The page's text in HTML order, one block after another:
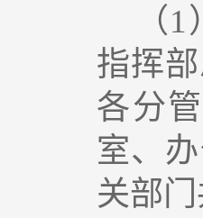
（
指挥
各分
室、
关部